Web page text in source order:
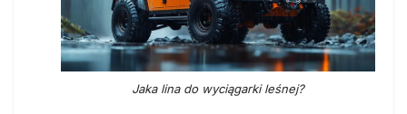
Jaka lina do wyciągarki leśnej?